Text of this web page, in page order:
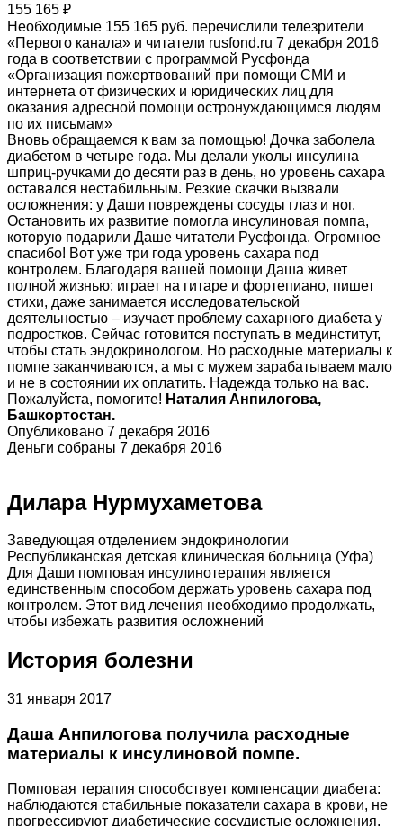
155 165 ₽
Необходимые 155 165 руб. перечислили телезрители
«Первого канала» и читатели rusfond.ru 7 декабря 2016
года в соответствии с программой Русфонда
«Организация пожертвований при помощи СМИ и
интернета от физических и юридических лиц для
оказания адресной помощи остронуждающимся людям
по их письмам»
Вновь обращаемся к вам за помощью! Дочка заболела
диабетом в четыре года. Мы делали уколы инсулина
шприц-ручками до десяти раз в день, но уровень сахара
оставался нестабильным. Резкие скачки вызвали
осложнения: у Даши повреждены сосуды глаз и ног.
Остановить их развитие помогла инсулиновая помпа,
которую подарили Даше читатели Русфонда. Огромное
спасибо! Вот уже три года уровень сахара под
контролем. Благодаря вашей помощи Даша живет
полной жизнью: играет на гитаре и фортепиано, пишет
стихи, даже занимается исследовательской
деятельностью – изучает проблему сахарного диабета у
подростков. Сейчас готовится поступать в мединститут,
чтобы стать эндокринологом. Но расходные материалы к
помпе заканчиваются, а мы с мужем зарабатываем мало
и не в состоянии их оплатить. Надежда только на вас.
Пожалуйста, помогите! Наталия Анпилогова,
Башкортостан.
Опубликовано 7 декабря 2016
Деньги собраны 7 декабря 2016
Дилара Нурмухаметова
Заведующая отделением эндокринологии
Республиканская детская клиническая больница (Уфа)
Для Даши помповая инсулинотерапия является
единственным способом держать уровень сахара под
контролем. Этот вид лечения необходимо продолжать,
чтобы избежать развития осложнений
История болезни
31 января 2017
Даша Анпилогова получила расходные
материалы к инсулиновой помпе.
Помповая терапия способствует компенсации диабета:
наблюдаются стабильные показатели сахара в крови, не
прогрессируют диабетические сосудистые осложнения.